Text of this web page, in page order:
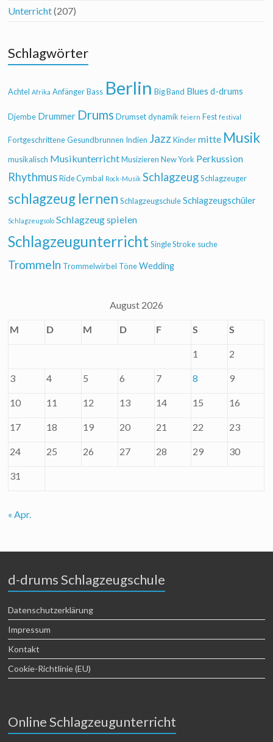
Unterricht(207)
Schlagwörter
Achtel Afrika Anfänger Bass Berlin Big Band Blues d-drums
Djembe Drummer Drums Drumset dynamik feiern Fest festival
Fortgeschrittene Gesundbrunnen Indien Jazz Kinder mitte Musik
musikalisch Musikunterricht Musizieren New York Perkussion
Rhythmus Ride Cymbal Rock-Musik Schlagzeug Schlagzeuger
schlagzeug lernen Schlagzeugschule Schlagzeugschüler
Schlagzeugsolo Schlagzeug spielen
Schlagzeugunterricht Single Stroke suche
Trommeln Trommelwirbel Töne Wedding
August 2026
M D M D F S S
1 2
3 4 5 6 7 8 9
10 11 12 13 14 15 16
17 18 19 20 21 22 23
24 25 26 27 28 29 30
31
« Apr.
d-drums Schlagzeugschule
Datenschutzerklärung
Impressum
Kontakt
Cookie-Richtlinie (EU)
Online Schlagzeugunterricht